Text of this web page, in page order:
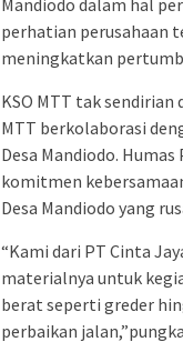
perhatian perusahaan
meningkatkan
KSO MTT tak sendirian
MTT berkolaborasi
Desa Mandiodo.
komitmen
Desa Mandiodo yang
“Kami dari PT Cinta
materialnya untuk
berat seperti greder
perbaikan